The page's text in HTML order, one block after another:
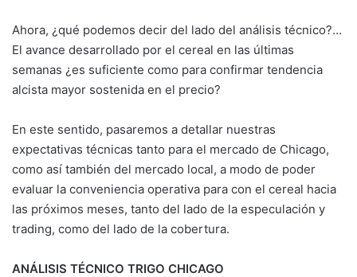
Ahora, ¿qué podemos decir del lado del análisis técnico?…
El avance desarrollado por el cereal en las últimas
semanas ¿es suficiente como para confirmar tendencia
alcista mayor sostenida en el precio?
En este sentido, pasaremos a detallar nuestras
expectativas técnicas tanto para el mercado de Chicago,
como así también del mercado local, a modo de poder
evaluar la conveniencia operativa para con el cereal hacia
las próximos meses, tanto del lado de la especulación y
trading, como del lado de la cobertura.
ANÁLISIS TÉCNICO TRIGO CHICAGO